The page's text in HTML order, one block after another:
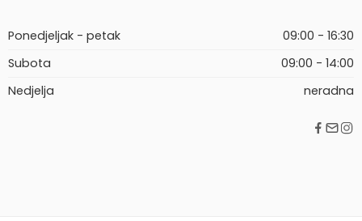
Ponedjeljak - petak
09:00 - 16:30
Subota
09:00 - 14:00
Nedjelja
neradna